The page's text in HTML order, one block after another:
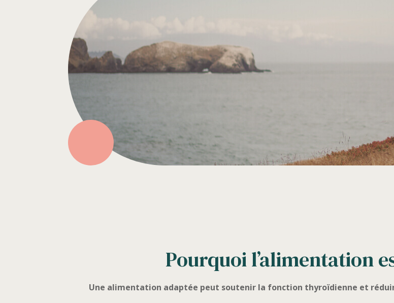
Pourquoi l’alimentation
Une alimentation adaptée peut soutenir la fonction thyroïdienne et